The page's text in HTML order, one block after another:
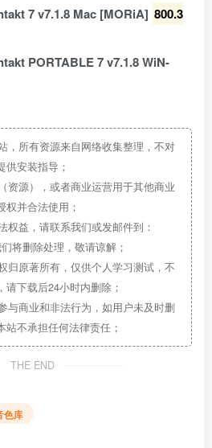
7 v7.1.8 Mac [MORiA] 800.3
PORTABLE 7 v7.1.8 WiN-
，所有资源来自网络收集整理，不对
供安装指导；
资源），或者商业运营用于其他商业
权并合法使用；
权益，请联系我们或发邮件到：
将删除处理，敬请谅解；
归原著所有，仅供个人学习测试，不
下载后24小时内删除；
与商业和非法行为，如用户未及时删
不承担任何法律责任；
THE END
色库